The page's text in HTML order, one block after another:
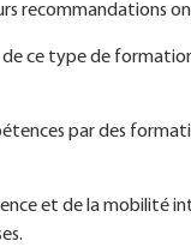
recommandations
ce type de
par des
et de la mobilité